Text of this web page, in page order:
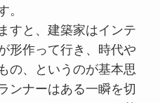
。
すと、建築家はインテ
形作って行き、時代や
の、というのが基本思
ンナーはある一瞬を切